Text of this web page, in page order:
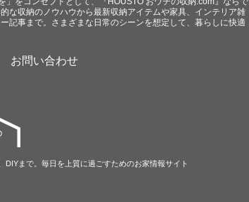
な収納のノウハウから最新収納アイテムや家具、インテリア雑
記事まで。さまざまな日常のシーンを想定して、暮らしに快適
お問い合わせ
まで。毎日を上質に過ごすためのお家情報サイト